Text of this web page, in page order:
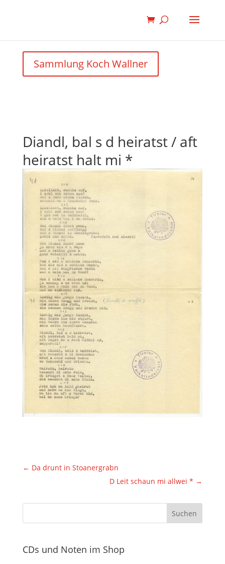
Sammlung Koch Wallner
Diandl, bal s d heiratst / aft
heiratst halt mi *
← Da drunt in Stoanergrabn
D Leit schaun mi allwei * →
CDs und Noten im Shop